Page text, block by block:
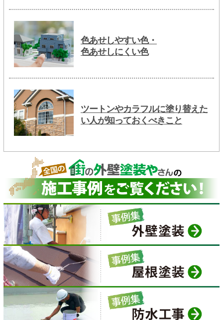
色あせしやすい色・
色あせしにくい色
ツートンやカラフルに塗り替えた
い人が知っておくべきこと